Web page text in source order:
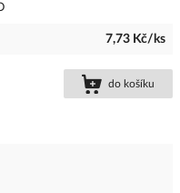
7,73 Kč/ks
do košíku